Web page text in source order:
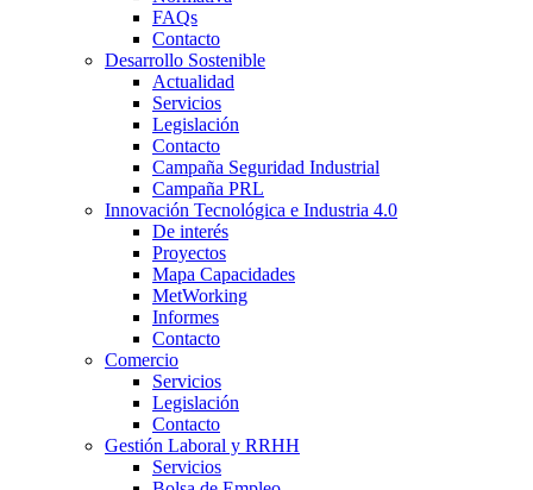
FAQs
Contacto
Desarrollo Sostenible
Actualidad
Servicios
Legislación
Contacto
Campaña Seguridad Industrial
Campaña PRL
Innovación Tecnológica e Industria 4.0
De interés
Proyectos
Mapa Capacidades
MetWorking
Informes
Contacto
Comercio
Servicios
Legislación
Contacto
Gestión Laboral y RRHH
Servicios